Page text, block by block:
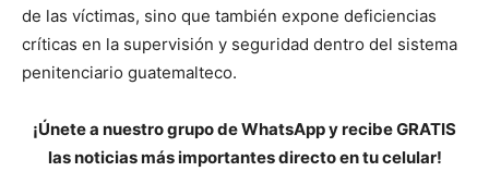
de las víctimas, sino que también expone deficiencias
críticas en la supervisión y seguridad dentro del sistema
penitenciario guatemalteco.
¡Únete a nuestro grupo de WhatsApp y recibe GRATIS
las noticias más importantes directo en tu celular!